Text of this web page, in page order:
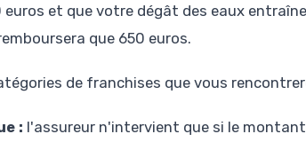
euros et que votre dégât des eaux
que 650 euros.
de franchises que vous
: l'assureur n'intervient que si le